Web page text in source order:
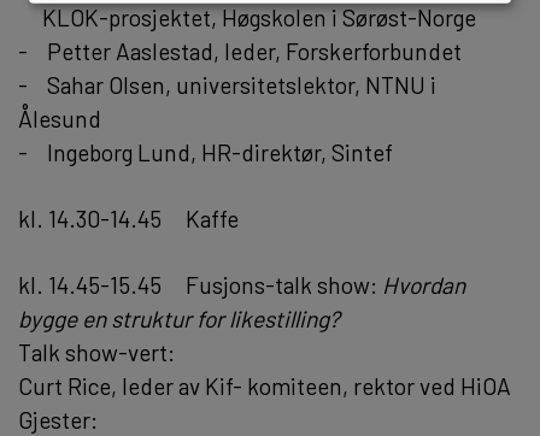
KLOK-prosjektet, Høgskolen i Sørøst-Norge
- Petter Aaslestad, leder, Forskerforbundet
- Sahar Olsen, universitetslektor, NTNU i
Ålesund
- Ingeborg Lund, HR-direktør, Sintef
kl. 14.30-14.45 Kaffe
kl. 14.45-15.45 Fusjons-talk show: Hvordan
bygge en struktur for likestilling?
Talk show-vert:
Curt Rice, leder av Kif- komiteen, rektor ved HiOA
Gjester: